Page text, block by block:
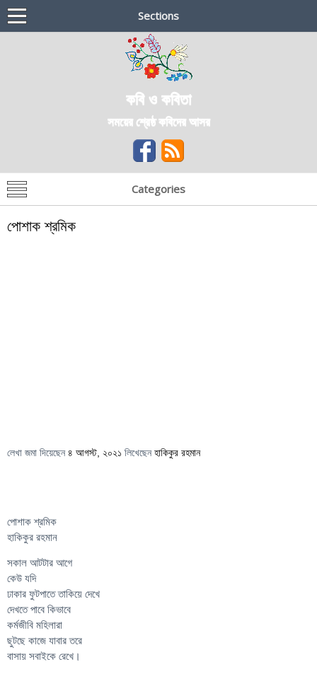
Sections
কবি ও কবিতা
সময়ের শ্রেষ্ঠ কবিদের আসর
Categories
পোশাক শ্রমিক
লেখা জমা দিয়েছেন ৪ আগস্ট, ২০২১ লিখেছেন হাকিকুর রহমান
পোশাক শ্রমিক
হাকিকুর রহমান
সকাল আটটার আগে
কেউ যদি
ঢাকার ফুটপাতে তাকিয়ে দেখে
দেখতে পাবে কিভাবে
কর্মজীবি মহিলারা
ছুটছে কাজে যাবার তরে
বাসায় সবাইকে রেখে।